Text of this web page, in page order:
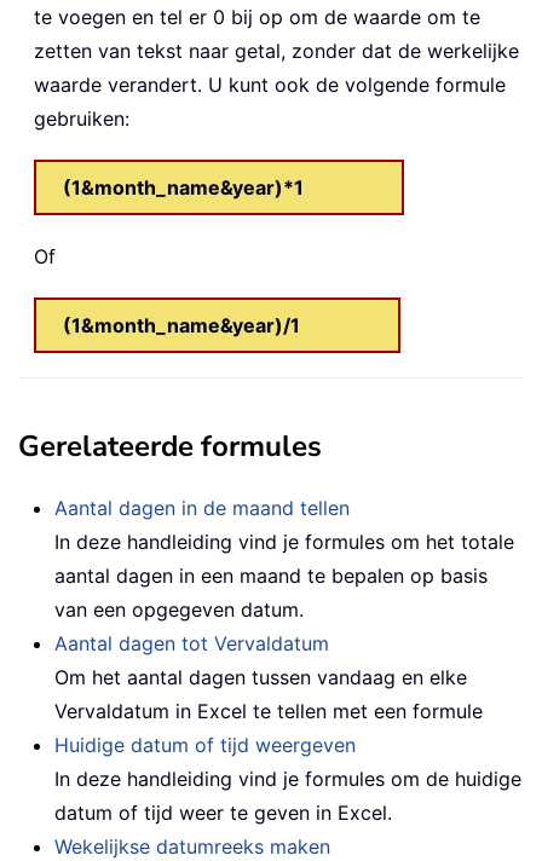
te voegen en tel er 0 bij op om de waarde om te
zetten van tekst naar getal, zonder dat de werkelijke
waarde verandert. U kunt ook de volgende formule
gebruiken:
(1&month_name&year)*1
Of
(1&month_name&year)/1
Gerelateerde formules
Aantal dagen in de maand tellen
In deze handleiding vind je formules om het totale
aantal dagen in een maand te bepalen op basis
van een opgegeven datum.
Aantal dagen tot Vervaldatum
Om het aantal dagen tussen vandaag en elke
Vervaldatum in Excel te tellen met een formule
Huidige datum of tijd weergeven
In deze handleiding vind je formules om de huidige
datum of tijd weer te geven in Excel.
Wekelijkse datumreeks maken